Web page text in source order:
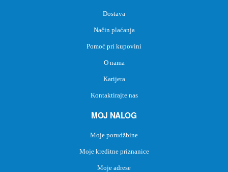
Dostava
Način plaćanja
Pomoć pri kupovini
O nama
Karijera
Kontaktirajte nas
MOJ NALOG
Moje porudžbine
Moje kreditne priznanice
Moje adrese